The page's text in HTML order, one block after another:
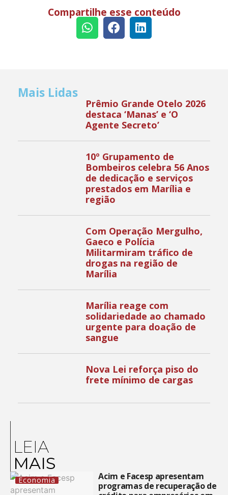
Compartilhe esse conteúdo
Mais Lidas
Prêmio Grande Otelo 2026
destaca ‘Manas’ e ‘O
Agente Secreto’
10º Grupamento de
Bombeiros celebra 56 Anos
de dedicação e serviços
prestados em Marília e
região
Com Operação Mergulho,
Gaeco e Polícia
Militarmiram tráfico de
drogas na região de
Marília
Marília reage com
solidariedade ao chamado
urgente para doação de
sangue
Nova Lei reforça piso do
frete mínimo de cargas
LEIA
MAIS
Economia
Acim e Facesp apresentam
programas de recuperação de